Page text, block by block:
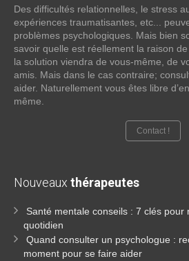
Des difficultés relationnelles, le stress
expériences traumatisantes, etc...
problèmes psychologiques. Mais bien
savoir quelle est réellement la raison
la solution viendra de vous-même, de
amis. Mais dans le cas contraire;
aider. Naturellement vous êtes libre
même.
Contact !
Nouveaux thérapeutes
Santé mentale conseils : 7 clés pour
quotidien
Quand consulter un psychologue :
moment pour se faire aider